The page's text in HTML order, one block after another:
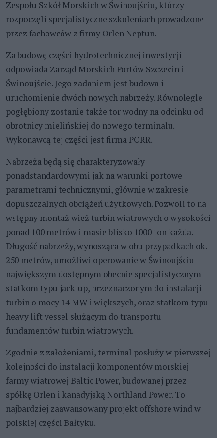
Zespołu Szkół Morskich w Świnoujściu, którzy
rozpoczęli specjalistyczne szkoleniach prowadzone
przez fachowców z firmy Orlen Neptun.
Za budowę części hydrotechnicznej inwestycji
odpowiada Zarząd Morskich Portów Szczecin i
Świnoujście. Jego zadaniem jest budowa i
uruchomienie dwóch nowych nabrzeży. Równolegle
pogłębiony zostanie także tor wodny na odcinku od
obrotnicy mielińskiej do nowego terminalu.
Wykonawcą tej części jest firma PORR.
Nabrzeża będą się charakteryzowały
ponadstandardowymi jak na warunki portowe
parametrami technicznymi, głównie w zakresie
dopuszczalnych obciążeń użytkowych. Pozwoli to na
wstępny montaż wież turbin wiatrowych o wysokości
ponad 100 metrów i masie blisko 1000 ton każda.
Długość nabrzeży, wynosząca w obu przypadkach ok.
250 metrów, umożliwi operowanie w Świnoujściu
największym dostępnym obecnie specjalistycznym
statkom typu jack-up, przeznaczonym do instalacji
turbin o mocy 14 MW i większych, oraz statkom typu
heavy lift vessel służącym do transportu
fundamentów turbin wiatrowych.
Zgodnie z założeniami, terminal posłuży w pierwszej
kolejności do instalacji komponentów morskiej
farmy wiatrowej Baltic Power, budowanej przez
spółkę Orlen i kanadyjską Northland Power. To
najbardziej zaawansowany projekt offshore wind w
polskiej części Bałtyku.